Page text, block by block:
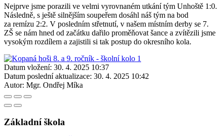
Nejprve jsme porazili ve velmi vyrovnaném utkání tým Unhoště 1:0.
Následně, s ještě silnějším soupeřem dosáhl náš tým na bod
za remízu 2:2. V posledním střetnutí, v našem místním derby se 7.
ZŠ se nám hned od začátku dařilo proměňovat šance a zvítězili jsme
vysokým rozdílem a zajistili si tak postup do okresního kola.
Datum vložení: 30. 4. 2025 10:37
Datum poslední aktualizace: 30. 4. 2025 10:42
Autor: Mgr. Ondřej Míka
Základní škola